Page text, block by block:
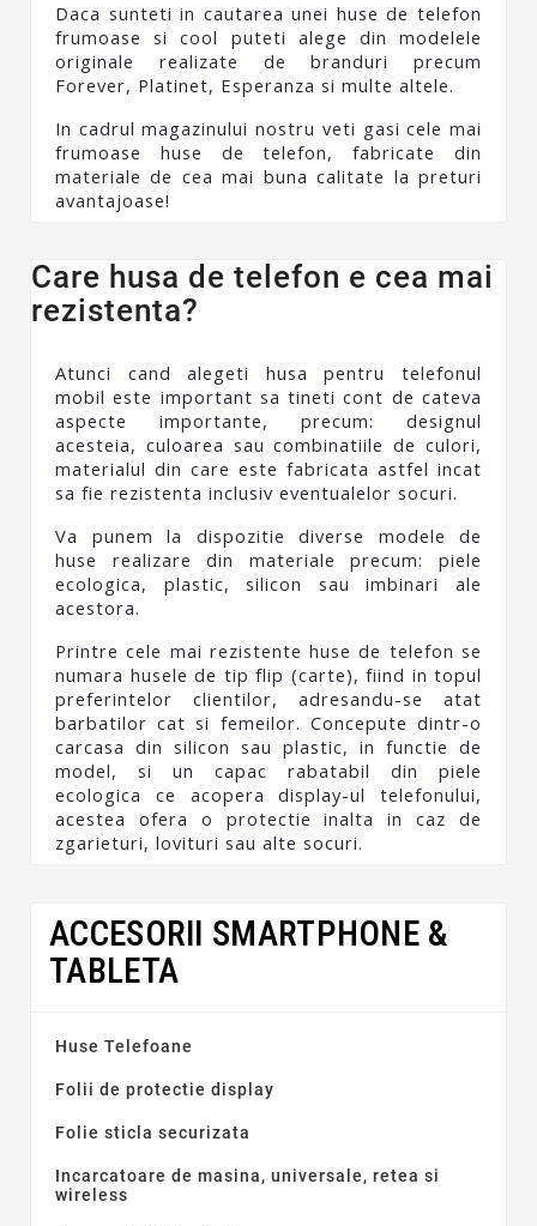
Daca sunteti in cautarea unei huse de telefon
frumoase si cool puteti alege din modelele
originale realizate de branduri precum
Forever, Platinet, Esperanza si multe altele.
In cadrul magazinului nostru veti gasi cele mai
frumoase huse de telefon, fabricate din
materiale de cea mai buna calitate la preturi
avantajoase!
Care husa de telefon e cea mai
rezistenta?
Atunci cand alegeti husa pentru telefonul
mobil este important sa tineti cont de cateva
aspecte importante, precum: designul
acesteia, culoarea sau combinatiile de culori,
materialul din care este fabricata astfel incat
sa fie rezistenta inclusiv eventualelor socuri.
Va punem la dispozitie diverse modele de
huse realizare din materiale precum: piele
ecologica, plastic, silicon sau imbinari ale
acestora.
Printre cele mai rezistente huse de telefon se
numara husele de tip flip (carte), fiind in topul
preferintelor clientilor, adresandu-se atat
barbatilor cat si femeilor. Concepute dintr-o
carcasa din silicon sau plastic, in functie de
model, si un capac rabatabil din piele
ecologica ce acopera display-ul telefonului,
acestea ofera o protectie inalta in caz de
zgarieturi, lovituri sau alte socuri.
ACCESORII SMARTPHONE &
TABLETA
Huse Telefoane
Folii de protectie display
Folie sticla securizata
Incarcatoare de masina, universale, retea si
wireless